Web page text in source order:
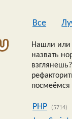
Все
Нашли или
назвать
посмеёмся
PHP (5714)